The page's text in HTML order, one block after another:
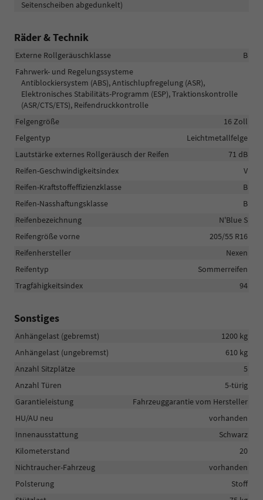
Seitenscheiben abgedunkelt)
Räder & Technik
Externe Rollgeräuschklasse
B
Fahrwerk- und Regelungssysteme
Antiblockiersystem (ABS), Antischlupfregelung (ASR),
Elektronisches Stabilitäts-Programm (ESP), Traktionskontrolle
(ASR/CTS/ETS), Reifendruckkontrolle
Felgengröße
16 Zoll
Felgentyp
Leichtmetallfelge
Lautstärke externes Rollgeräusch der Reifen
71 dB
Reifen-Geschwindigkeitsindex
V
Reifen-Kraftstoffeffizienzklasse
B
Reifen-Nasshaftungsklasse
B
Reifenbezeichnung
N'Blue S
Reifengröße vorne
205/55 R16
Reifenhersteller
Nexen
Reifentyp
Sommerreifen
Tragfähigkeitsindex
94
Sonstiges
Anhängelast (gebremst)
1200 kg
Anhängelast (ungebremst)
610 kg
Anzahl Sitzplätze
5
Anzahl Türen
5-türig
Garantieleistung
Fahrzeuggarantie vom Hersteller
HU/AU neu
vorhanden
Innenausstattung
Schwarz
Kilometerstand
20
Nichtraucher-Fahrzeug
vorhanden
Polsterung
Stoff